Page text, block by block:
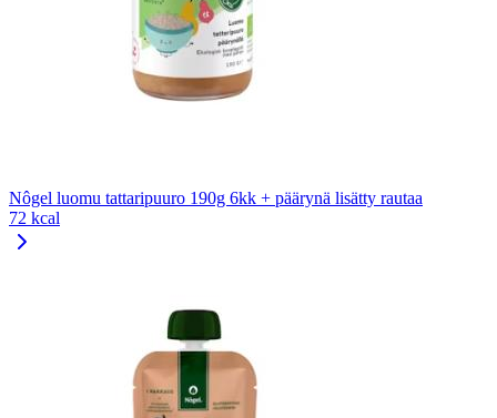
Nôgel luomu tattaripuuro 190g 6kk + päärynä lisätty rautaa
72 kcal